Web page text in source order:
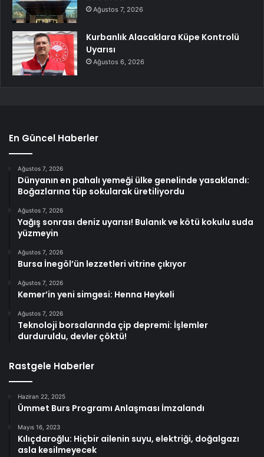
Ağustos 7, 2026
Kurbanlık Alacaklara Küpe Kontrolü
Uyarısı
Ağustos 6, 2026
En Güncel Haberler
Ağustos 7, 2026
Dünyanın en pahalı yemeği ülke genelinde yasaklandı:
Boğazlarına tüp sokularak üretiliyordu
Ağustos 7, 2026
Yağış sonrası deniz uyarısı! Bulanık ve kötü kokulu suda
yüzmeyin
Ağustos 7, 2026
Bursa İnegöl’ün lezzetleri vitrine çıkıyor
Ağustos 7, 2026
Kemer’in yeni simgesi: Henna Heykeli
Ağustos 7, 2026
Teknoloji borsalarında çip depremi: İşlemler
durduruldu, devler çöktü!
Rastgele Haberler
Haziran 22, 2025
Ümmet Burs Programı Anlaşması İmzalandı
Mayıs 16, 2023
Kılıçdaroğlu: Hiçbir ailenin suyu, elektriği, doğalgazı
asla kesilmeyecek